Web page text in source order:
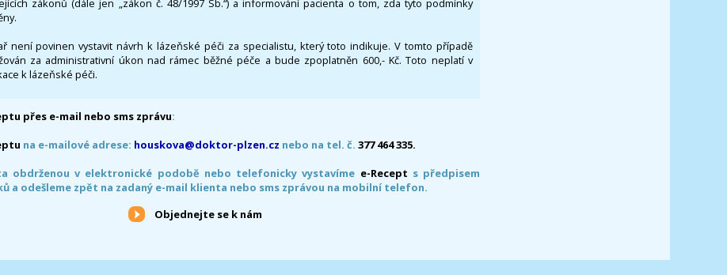
zákonů (dále jen „zákon č. 48/1997 Sb.“) a informování pacienta o tom, zda tyto podmínky
není povinen vystavit návrh k lázeňské péči za specialistu, který toto indikuje. V tomto případě
za administrativní úkon nad rámec běžné péče a bude zpoplatněn 600,- Kč. Toto neplatí v
k lázeňské péči.
přes e-mail nebo sms zprávu:
na e-mailové adrese: houskova@doktor-plzen.cz nebo na tel. č. 377 464 335.
obdrženou v elektronické podobě nebo telefonicky vystavíme e-Recept s předpisem
a odešleme zpět na zadaný e-mail klienta nebo sms zprávou na mobilní telefon.
Objednejte se k nám